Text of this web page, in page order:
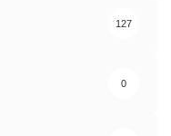
127
0